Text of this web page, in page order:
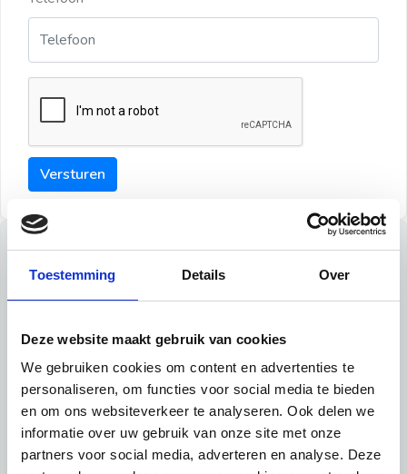
Toestemming Details Over
Deze website maakt gebruik van cookies
We gebruiken cookies om content en advertenties te
personaliseren, om functies voor social media te bieden
en om ons websiteverkeer te analyseren. Ook delen we
informatie over uw gebruik van onze site met onze
partners voor social media, adverteren en analyse. Deze
Versturen
Tips
Tip 1:
Schrijf een duidelijke introductie en geef de volgende
informatie mee:
Ben je student, werkachtig of werkzoekend